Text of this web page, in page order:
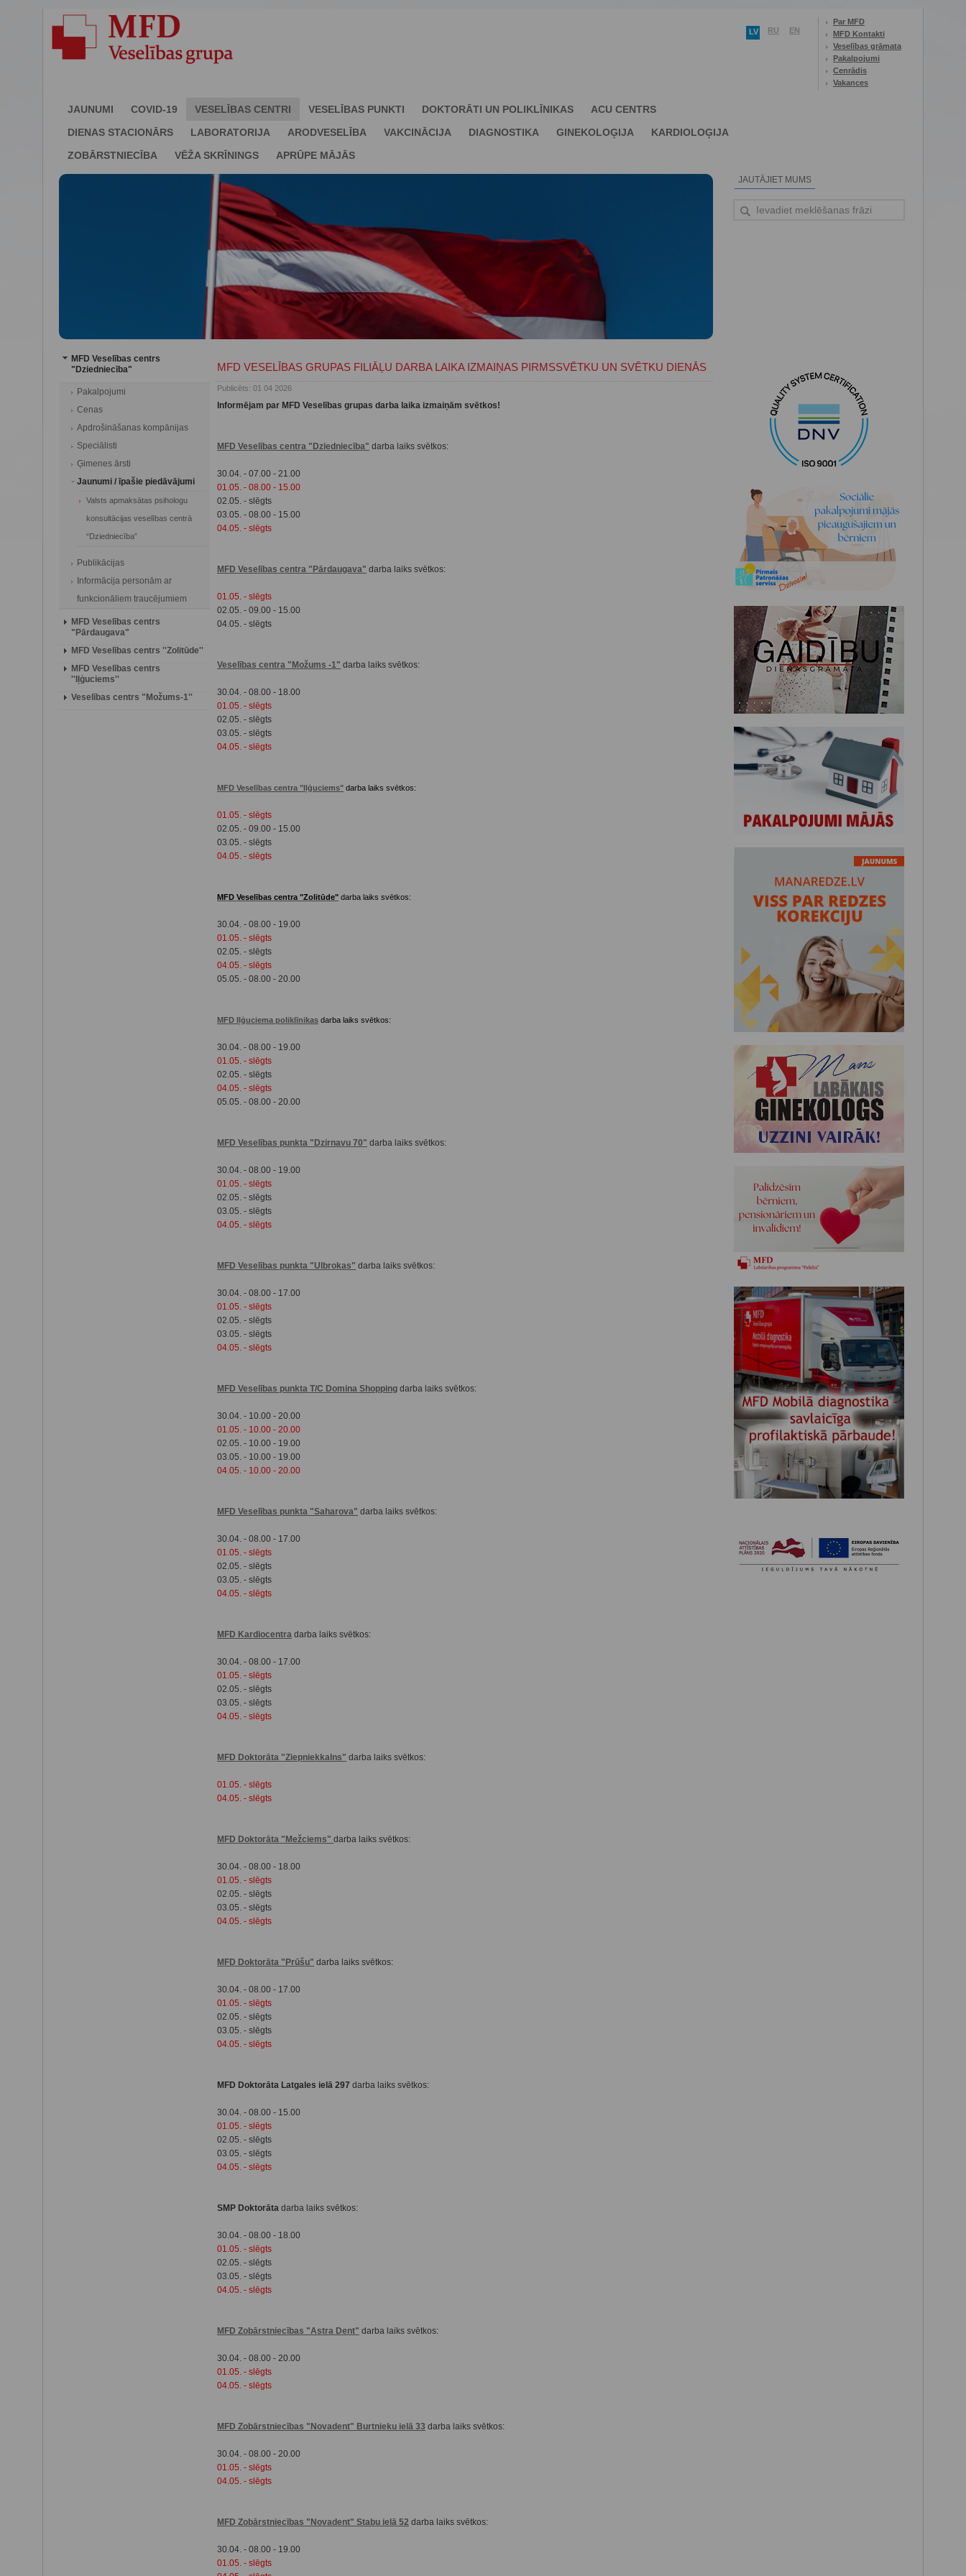
LV RU EN
Par MFD
MFD Kontakti
Veselības grāmata
Pakalpojumi
Cenrādis
Vakances
JAUNUMI COVID-19 VESELĪBAS CENTRI VESELĪBAS PUNKTI DOKTORĀTI UN POLIKLĪNIKAS
ACU CENTRS
DIENAS STACIONĀRS
LABORATORIJA ARODVESELĪBA VAKCINĀCIJA DIAGNOSTIKA GINEKOLOĢIJA
KARDIOLOĢIJA
ZOBĀRSTNIECĪBA
VĒŽA SKRĪNINGS APRŪPE MĀJĀS
JAUTĀJIET MUMS
MFD Veselības centrs
"Dziedniecība"
Pakalpojumi
Cenas
Apdrošināšanas kompānijas
Speciālisti
Ģimenes ārsti
Jaunumi / īpašie piedāvājumi
Valsts apmaksātas psihologu
konsultācijas veselības centrā
“Dziedniecība”
Publikācijas
Informācija personām ar
funkcionāliem traucējumiem
MFD Veselības centrs
"Pārdaugava"
MFD Veselības centrs ''Zolitūde''
MFD Veselības centrs
''Iļģuciems''
Veselības centrs "Možums-1''
MFD VESELĪBAS GRUPAS FILIĀĻU DARBA LAIKA IZMAIŅAS PIRMSSVĒTKU UN SVĒTKU DIENĀS
Publicēts: 01 04 2026
Informējam par MFD Veselības grupas darba laika izmaiņām svētkos!
MFD Veselības centra "Dziedniecība" darba laiks svētkos:
30.04. - 07.00 - 21.00
01.05. - 08.00 - 15.00
02.05. - slēgts
03.05. - 08.00 - 15.00
04.05. - slēgts
MFD Veselības centra "Pārdaugava" darba laiks svētkos:
01.05. - slēgts
02.05. - 09.00 - 15.00
04.05. - slēgts
Veselības centra "Možums -1" darba laiks svētkos:
30.04. - 08.00 - 18.00
01.05. - slēgts
02.05. - slēgts
03.05. - slēgts
04.05. - slēgts
MFD Veselības centra "Iļģuciems" darba laiks svētkos:
01.05. - slēgts
02.05. - 09.00 - 15.00
03.05. - slēgts
04.05. - slēgts
MFD Veselības centra "Zolitūde" darba laiks svētkos:
30.04. - 08.00 - 19.00
01.05. - slēgts
02.05. - slēgts
04.05. - slēgts
05.05. - 08.00 - 20.00
MFD Iļģuciema poliklīnikas darba laiks svētkos:
30.04. - 08.00 - 19.00
01.05. - slēgts
02.05. - slēgts
04.05. - slēgts
05.05. - 08.00 - 20.00
MFD Veselības punkta "Dzirnavu 70" darba laiks svētkos:
30.04. - 08.00 - 19.00
01.05. - slēgts
02.05. - slēgts
03.05. - slēgts
04.05. - slēgts
MFD Veselības punkta "Ulbrokas" darba laiks svētkos:
30.04. - 08.00 - 17.00
01.05. - slēgts
02.05. - slēgts
03.05. - slēgts
04.05. - slēgts
MFD Veselības punkta T/C Domina Shopping darba laiks svētkos:
30.04. - 10.00 - 20.00
01.05. - 10.00 - 20.00
02.05. - 10.00 - 19.00
03.05. - 10.00 - 19.00
04.05. - 10.00 - 20.00
MFD Veselības punkta "Saharova" darba laiks svētkos:
30.04. - 08.00 - 17.00
01.05. - slēgts
02.05. - slēgts
03.05. - slēgts
04.05. - slēgts
MFD Kardiocentra darba laiks svētkos:
30.04. - 08.00 - 17.00
01.05. - slēgts
02.05. - slēgts
03.05. - slēgts
04.05. - slēgts
MFD Doktorāta "Ziepniekkalns" darba laiks svētkos:
01.05. - slēgts
04.05. - slēgts
MFD Doktorāta "Mežciems" darba laiks svētkos:
30.04. - 08.00 - 18.00
01.05. - slēgts
02.05. - slēgts
03.05. - slēgts
04.05. - slēgts
MFD Doktorāta "Prūšu" darba laiks svētkos:
30.04. - 08.00 - 17.00
01.05. - slēgts
02.05. - slēgts
03.05. - slēgts
04.05. - slēgts
MFD Doktorāta Latgales ielā 297 darba laiks svētkos:
30.04. - 08.00 - 15.00
01.05. - slēgts
02.05. - slēgts
03.05. - slēgts
04.05. - slēgts
SMP Doktorāta darba laiks svētkos:
30.04. - 08.00 - 18.00
01.05. - slēgts
02.05. - slēgts
03.05. - slēgts
04.05. - slēgts
MFD Zobārstniecības "Astra Dent" darba laiks svētkos:
30.04. - 08.00 - 20.00
01.05. - slēgts
04.05. - slēgts
MFD Zobārstniecības "Novadent" Burtnieku ielā 33 darba laiks svētkos:
30.04. - 08.00 - 20.00
01.05. - slēgts
04.05. - slēgts
MFD Zobārstniecības "Novadent" Stabu ielā 52 darba laiks svētkos:
30.04. - 08.00 - 19.00
01.05. - slēgts